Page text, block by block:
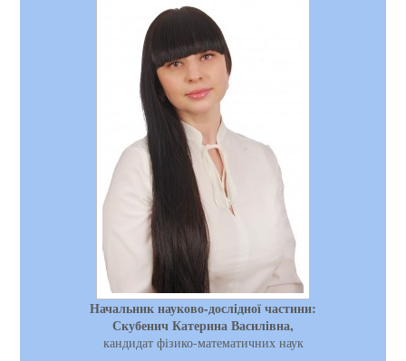
Начальник науково-дослідної частини:
Скубенич Катерина Василівна,
кандидат фізико-математичних наук